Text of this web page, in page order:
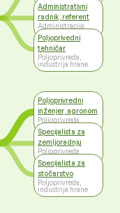
Administrativni
radnik, referent
Administracija
Poljoprivedni
tehničar
Poljoprivreda,
industrija hrane
Poljoprivredni
inženjer, agronom
Poljoprivreda,
industrija hrane
Specijalista za
zemljoradnju
Poljoprivreda,
industrija hrane
Specijalista za
stočarstvo
Poljoprivreda,
industrija hrane